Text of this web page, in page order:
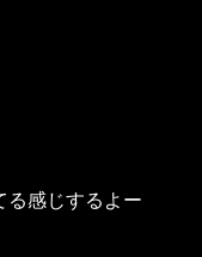
る感じするよー